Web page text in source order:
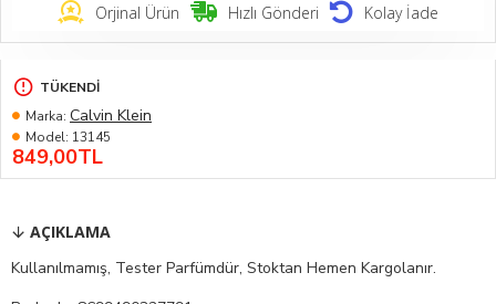
Orjinal Ürün Hızlı Gönderi Kolay İade
849,00TL
TÜKENDI
Marka: Calvin Klein
Model: 13145
AÇIKLAMA
Kullanılmamış, Tester Parfümdür, Stoktan Hemen Kargolanır.